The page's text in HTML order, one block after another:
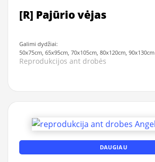
[R] Pajūrio vėjas
Galimi dydžiai:
50x75cm, 65x95cm, 70x105cm, 80x120cm, 90x130cm
Reprodukcijos ant drobės
DAUGIAU